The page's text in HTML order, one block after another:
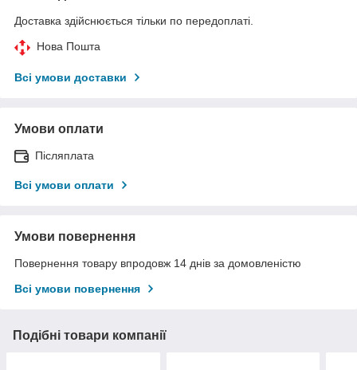
Доставка здійснюється тільки по передоплаті.
Нова Пошта
Всі умови доставки
Умови оплати
Післяплата
Всі умови оплати
Умови повернення
Повернення товару впродовж 14 днів за домовленістю
Всі умови повернення
Подібні товари компанії